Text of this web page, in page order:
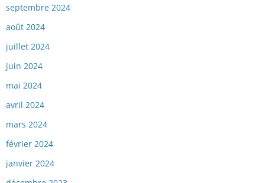
septembre 2024
août 2024
juillet 2024
juin 2024
mai 2024
avril 2024
mars 2024
février 2024
janvier 2024